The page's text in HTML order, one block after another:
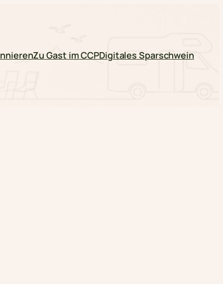
Zu Gast im CCPDigitales Sparschwein